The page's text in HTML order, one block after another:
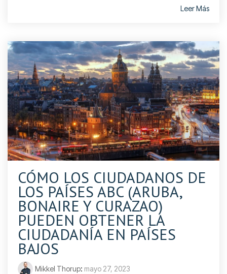
Leer Más
CÓMO LOS CIUDADANOS DE
LOS PAÍSES ABC (ARUBA,
BONAIRE Y CURAZAO)
PUEDEN OBTENER LA
CIUDADANÍA EN PAÍSES
BAJOS
Mikkel Thorup: mayo 27, 2023